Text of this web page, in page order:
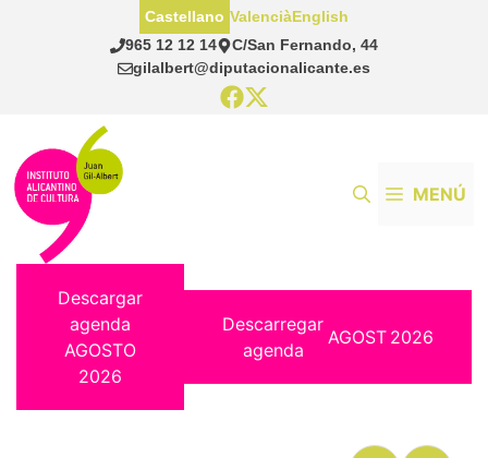
965 12 12 14
C/San Fernando, 44
gilalbert@diputacionalicante.es
Castellano ValenciàEnglish
MENÚ
Descargar
agenda
AGOSTO
2026
Descarregar
agenda
AGOST 2026